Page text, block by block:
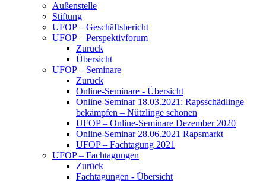
Außenstelle
Stiftung
UFOP – Geschäftsbericht
UFOP – Perspektivforum
Zurück
Übersicht
UFOP – Seminare
Zurück
Online-Seminare - Übersicht
Online-Seminar 18.03.2021: Rapsschädlinge
bekämpfen – Nützlinge schonen
UFOP – Online-Seminare Dezember 2020
Online-Seminar 28.06.2021 Rapsmarkt
UFOP – Fachtagung 2021
UFOP – Fachtagungen
Zurück
Fachtagungen - Übersicht